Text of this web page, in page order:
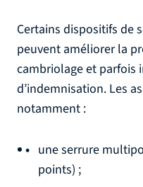
Certains dispositifs de
peuvent améliorer la
cambriolage et parfois
d’indemnisation. Les
notamment :
une serrure
points) ;